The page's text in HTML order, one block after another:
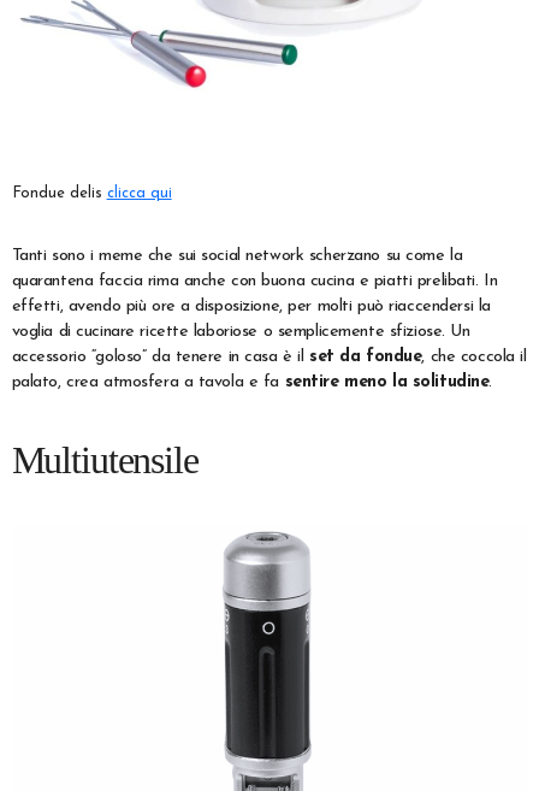
Fondue delis clicca qui
Tanti sono i meme che sui social network scherzano su come la
quarantena faccia rima anche con buona cucina e piatti prelibati. In
effetti, avendo più ore a disposizione, per molti può riaccendersi la
voglia di cucinare ricette laboriose o semplicemente sfiziose. Un
accessorio “goloso” da tenere in casa è ilset da fondue, che coccola il
palato, crea atmosfera a tavola e fa sentire meno la solitudine.
Multiutensile